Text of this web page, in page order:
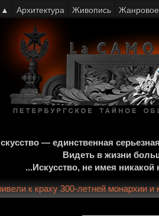
— единственная
Видеть в жизни
...Искусство, не имея
к краху 300-летней
▲ Архитектура Живопись Жанровое